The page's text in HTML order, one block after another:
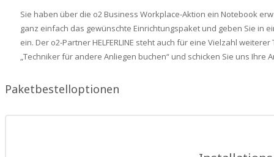
Sie haben über die o2 Business Workplace-Aktion ein Notebook
ganz einfach das gewünschte Einrichtungspaket und geben Sie in
ein. Der o2-Partner HELFERLINE steht auch für eine Vielzahl
„Techniker für andere Anliegen buchen“ und schicken Sie uns Ihre
Paketbestelloptionen